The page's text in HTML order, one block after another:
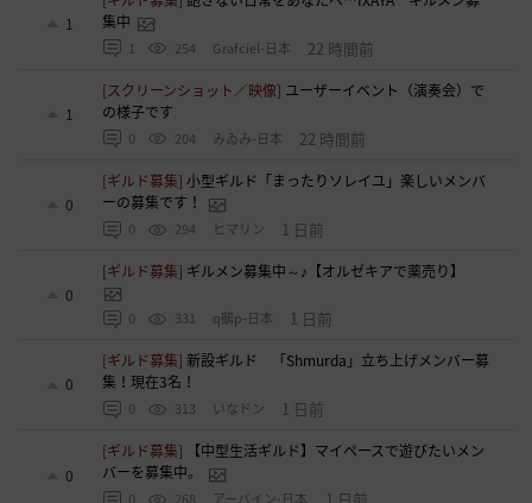
1
集中
1 254 Grafciel-日本 22 時間前
1
[スクリーンショット／映像] ユーザーイベント（演奏会）で
の様子です
0 204 みゐみ-日本 22 時間前
0
[ギルド募集]小型ギルド「まったりソレイユ」楽しいメンバ
ーの募集です！
0 294 ヒマリン 1 日前
0
[ギルド募集] ギルメン募集中～♪【オルゼキアで薬売り】
0 331 q鵺p-日本 1 日前
0
[ギルド募集]新設ギルド 「Shmurda」立ち上げメンバー募
集！現在3名！
0 313 いなドン 1 日前
0
[ギルド募集]
【中型生活ギルド】マイペースで遊びたいメン
バーを募集中。